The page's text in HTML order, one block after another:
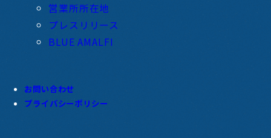
営業所所在地
プレスリリース
BLUE AMALFI
お問い合わせ
プライバシーポリシー